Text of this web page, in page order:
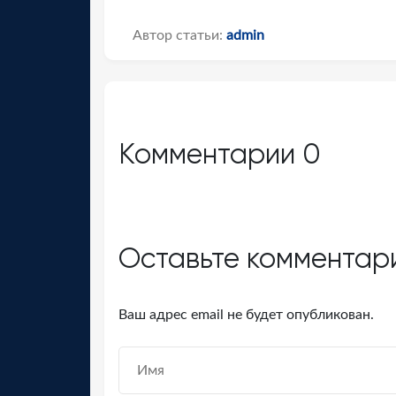
Автор статьи: admin
Комментарии 0
Оставьте
Ваш адрес email не будет опубликован.